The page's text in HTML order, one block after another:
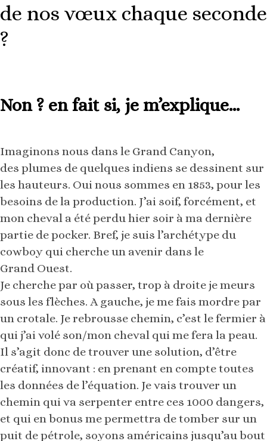
de nos vœux chaque seconde
?
Non ? en fait si, je m’explique…
Imaginons nous dans le Grand Canyon,
des plumes de quelques indiens se dessinent sur
les hauteurs. Oui nous sommes en 1853, pour les
besoins de la production. J’ai soif, forcément, et
mon cheval a été perdu hier soir à ma dernière
partie de pocker. Bref, je suis l’archétype du
cowboy qui cherche un avenir dans le
Grand Ouest.
Je cherche par où passer, trop à droite je meurs
sous les flèches. A gauche, je me fais mordre par
un crotale. Je rebrousse chemin, c’est le fermier à
qui j’ai volé son/mon cheval qui me fera la peau.
Il s’agit donc de trouver une solution, d’être
créatif, innovant : en prenant en compte toutes
les données de l’équation. Je vais trouver un
chemin qui va serpenter entre ces 1000 dangers,
et qui en bonus me permettra de tomber sur un
puit de pétrole, soyons américains jusqu’au bout